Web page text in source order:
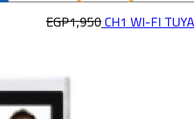
CH1 WI-FI
EGP1,950